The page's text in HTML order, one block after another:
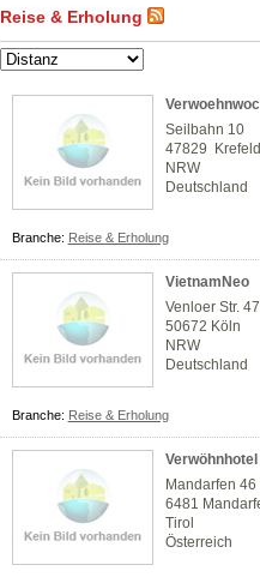
Reise & Erholung
Seilbahn 10
47829
NRW
Deutschland
Branche: Reise & Erholung
VietnamNeo
Venloer Str.
50672 Köln
NRW
Deutschland
Branche: Reise & Erholung
Mandarfen 46
6481
Tirol
Österreich